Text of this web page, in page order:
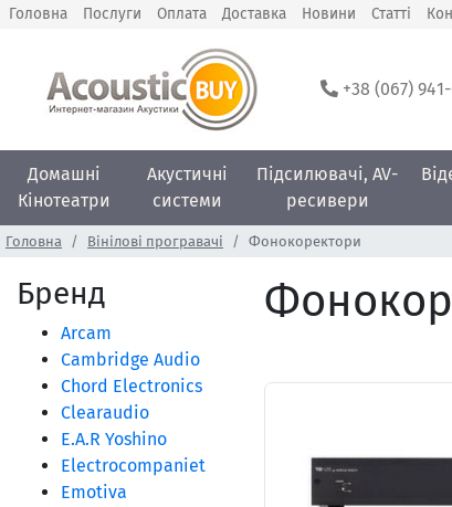
Головна Послуги Оплата Доставка Новини Статті
+38 (067)
Домашні
Кінотеатри
Акустичні
системи
Підсилювачі, AV-
ресивери
Головна Вінілові програвачі Фонокоректори
Бренд
Arcam
Cambridge Audio
Chord Electronics
Clearaudio
E.A.R Yoshino
Electrocompaniet
Emotiva